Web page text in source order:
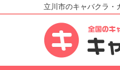
北海道
東北
甲信越・
関西
立川市のキャバクラ・